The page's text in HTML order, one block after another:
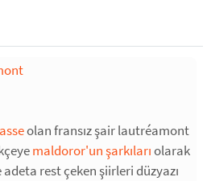
olan fransız şair lautréamont
maldoror'un şarkılarıolarak
rest çeken şiirleri düzyazı